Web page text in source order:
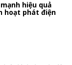
hiệu quả
hoạt phát điện